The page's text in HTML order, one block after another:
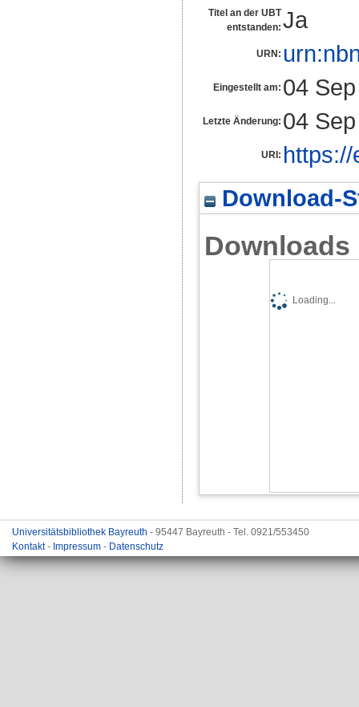
Titel an der UBT
entstanden: Ja
URN:
Eingestellt am: 04
Letzte Änderung: 04
URI:
Download-
Downloads
Loading...
Universitätsbibliothek Bayreuth - 95447 Bayreuth - Tel. 0921/553450
Kontakt- Impressum - Datenschutz